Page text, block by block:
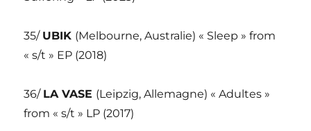
35/ UBIK (Melbourne, Australie) « Sleep » from
« s/t » EP (2018)
36/ LA VASE (Leipzig, Allemagne) « Adultes »
from « s/t » LP (2017)